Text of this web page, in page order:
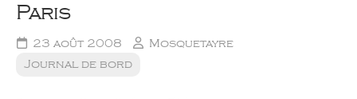
Paris
23 août 2008
Mosquetayre
Journal de bord